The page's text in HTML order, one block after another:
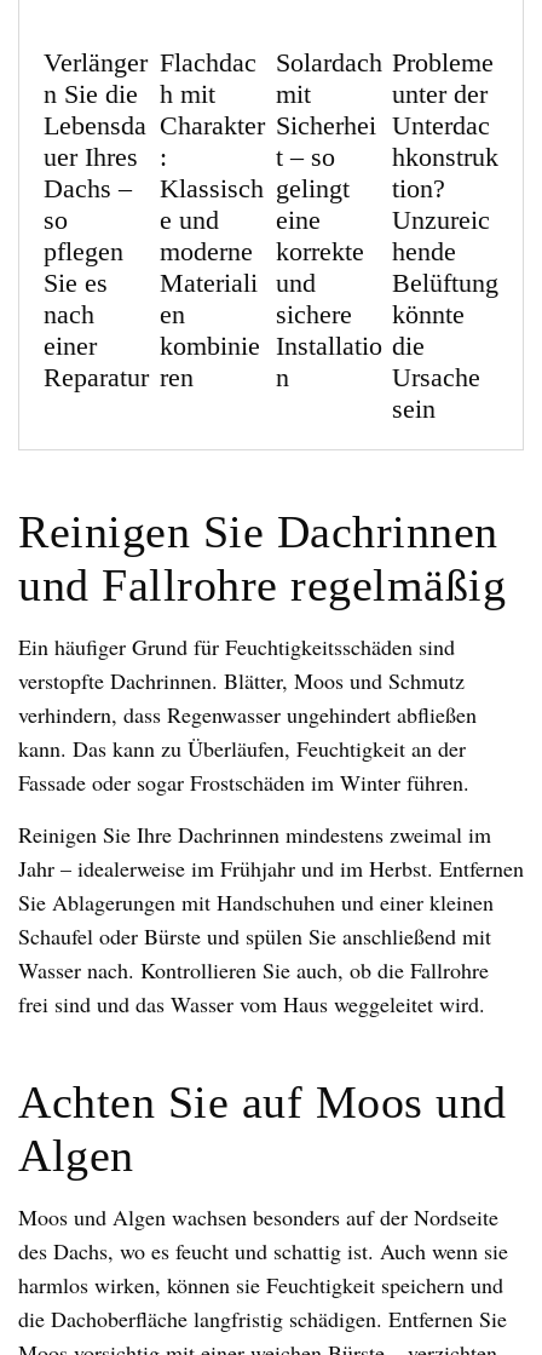
Verlänger
n Sie die
Lebensda
uer Ihres
Dachs –
so
pflegen
Sie es
nach
einer
Reparatur
Flachdac
h mit
Charakter
:
Klassisch
e und
moderne
Materiali
en
kombinie
ren
Solardach
mit
Sicherhei
t – so
gelingt
eine
korrekte
und
sichere
Installatio
n
Probleme
unter der
Unterdac
hkonstruk
tion?
Unzureic
hende
Belüftung
könnte
die
Ursache
sein
Reinigen Sie Dachrinnen
und Fallrohre regelmäßig
Ein häufiger Grund für Feuchtigkeitsschäden sind
verstopfte Dachrinnen. Blätter, Moos und Schmutz
verhindern, dass Regenwasser ungehindert abfließen
kann. Das kann zu Überläufen, Feuchtigkeit an der
Fassade oder sogar Frostschäden im Winter führen.
Reinigen Sie Ihre Dachrinnen mindestens zweimal im
Jahr – idealerweise im Frühjahr und im Herbst. Entfernen
Sie Ablagerungen mit Handschuhen und einer kleinen
Schaufel oder Bürste und spülen Sie anschließend mit
Wasser nach. Kontrollieren Sie auch, ob die Fallrohre
frei sind und das Wasser vom Haus weggeleitet wird.
Achten Sie auf Moos und
Algen
Moos und Algen wachsen besonders auf der Nordseite
des Dachs, wo es feucht und schattig ist. Auch wenn sie
harmlos wirken, können sie Feuchtigkeit speichern und
die Dachoberfläche langfristig schädigen. Entfernen Sie